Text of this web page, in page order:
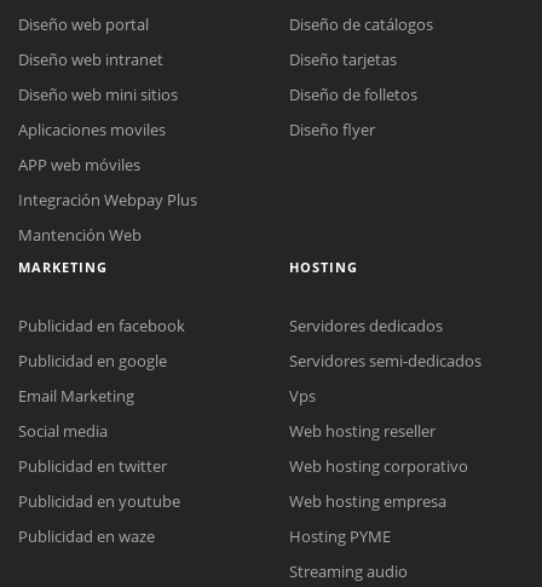
Reunión online
Meet para la reunión online.
Cotización
Chat Online
Todos nuestros ejecutivos están fuera de línea. Complete el formulario
Diseño web portal
Diseño web intranet
Diseño web mini sitios
Aplicaciones moviles
APP web móviles
Integración Webpay Plus
Mantención Web
Diseño de catálogos
Diseño tarjetas
Diseño de folletos
Diseño flyer
MARKETING
Publicidad en facebook
Publicidad en google
Email Marketing
Social media
Publicidad en twitter
Publicidad en youtube
Publicidad en waze
HOSTING
Servidores dedicados
Servidores semi-dedicados
Vps
Web hosting reseller
Web hosting corporativo
Web hosting empresa
Hosting PYME
Streaming audio